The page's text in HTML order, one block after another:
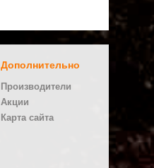
Дополнительно
Производители
Акции
Карта сайта